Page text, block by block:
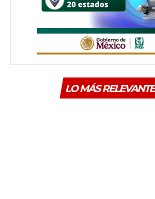
LO MÁS RELEVANTE